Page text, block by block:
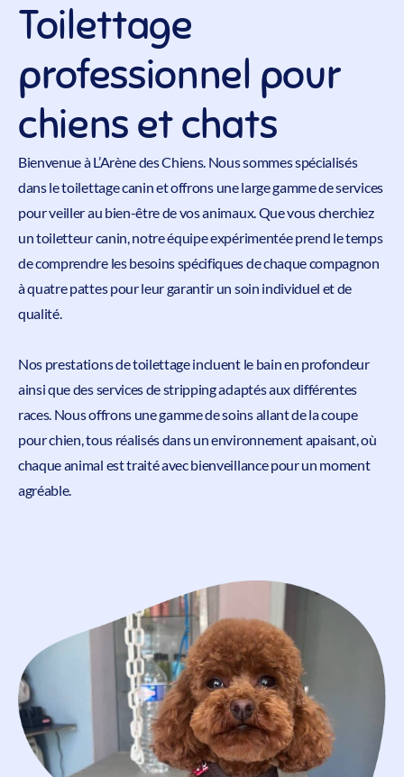
Toilettage
professionnel pour
chiens et chats
Bienvenue àL’Arène des Chiens. Nous sommes spécialisés
dans letoilettagecanin et offrons une large gamme de services
pour veiller au bien-être de vos animaux. Que vous cherchiez
un toiletteur canin, notre équipe expérimentée prend le temps
de comprendre les besoins spécifiques de chaque compagnon
à quatre pattes pour leur garantir un soin individuel et de
qualité.
Nos prestations de toilettage incluent le bain en profondeur
ainsi que des services de stripping adaptés aux différentes
races. Nous offrons une gamme de soins allant de la coupe
pour chien, tous réalisés dans un environnement apaisant, où
chaque animal est traité avecbienveillance pour un moment
agréable.